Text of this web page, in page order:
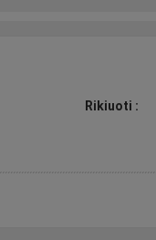
Rikiuoti :